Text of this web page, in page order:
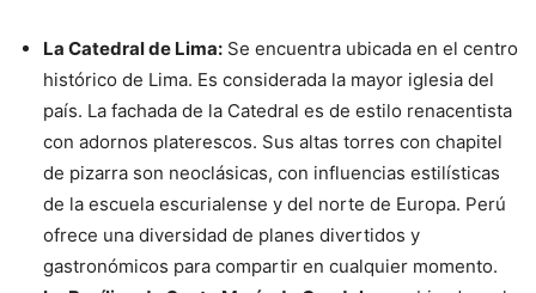
La Catedral de Lima: Se encuentra ubicada en el centro
histórico de Lima. Es considerada la mayor iglesia del
país. La fachada de la Catedral es de estilo renacentista
con adornos platerescos. Sus altas torres con chapitel
de pizarra son neoclásicas, con influencias estilísticas
de la escuela escurialense y del norte de Europa. Perú
ofrece una diversidad de planes divertidos y
gastronómicos para compartir en cualquier momento.